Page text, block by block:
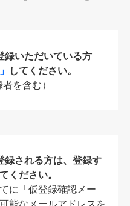
いただいている方
してください。
を含む）
される方は、登録す
ください。
に「仮登録確認メー